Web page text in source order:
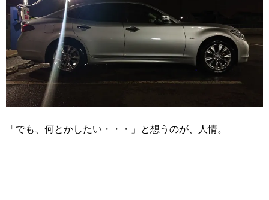
「でも、何とかしたい・・・」と想うのが、人情。